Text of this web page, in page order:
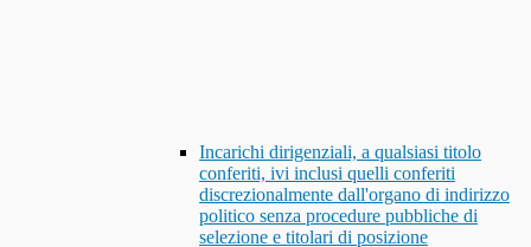
Incarichi dirigenziali, a qualsiasi titolo
conferiti, ivi inclusi quelli conferiti
discrezionalmente dall'organo di indirizzo
politico senza procedure pubbliche di
selezione e titolari di posizione